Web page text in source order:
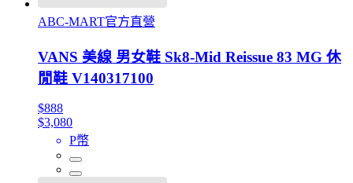
ABC-MART官方直營
VANS 美線 男女鞋 Sk8-Mid Reissue 83 MG 休
閒鞋 V140317100
$888
$3,080
P幣